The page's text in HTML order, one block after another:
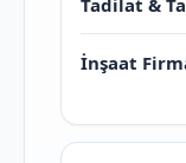
Tadilat &
İnşaat